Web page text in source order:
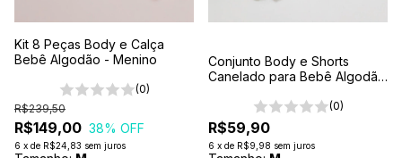
Kit 8 Peças Body e Calça
Bebê Algodão - Menino
(0)
R$149,00
R$239,50
38% OFF
6 x de R$24,83 sem juros
Conjunto Body e Shorts
Canelado para Bebê Algodão
(0)
R$59,90
6 x de R$9,98 sem juros